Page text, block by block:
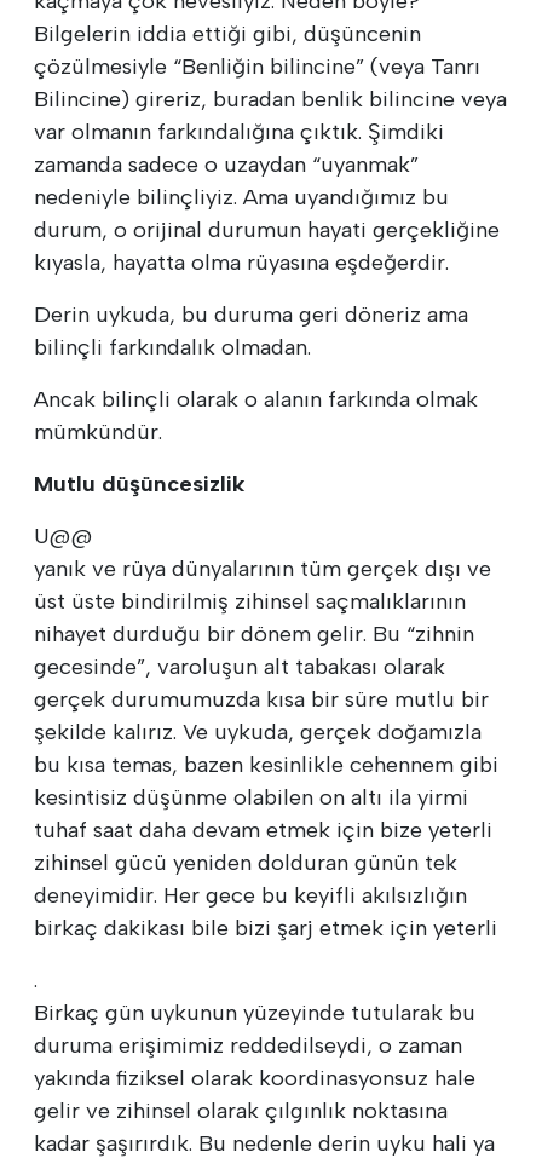
Bilgelerin iddia ettiği gibi, düşüncenin
çözülmesiyle “Benliğin bilincine” (veya Tanrı
Bilincine) gireriz, buradan benlik bilincine veya
var olmanın farkındalığına çıktık. Şimdiki
zamanda sadece o uzaydan “uyanmak”
nedeniyle bilinçliyiz. Ama uyandığımız bu
durum, o orijinal durumun hayati gerçekliğine
kıyasla, hayatta olma rüyasına eşdeğerdir.
Derin uykuda, bu duruma geri döneriz ama
bilinçli farkındalık olmadan.
Ancak bilinçli olarak o alanın farkında olmak
mümkündür.
Mutlu düşüncesizlik
U@@
yanık ve rüya dünyalarının tüm gerçek dışı ve
üst üste bindirilmiş zihinsel saçmalıklarının
nihayet durduğu bir dönem gelir. Bu “zihnin
gecesinde”, varoluşun alt tabakası olarak
gerçek durumumuzda kısa bir süre mutlu bir
şekilde kalırız. Ve uykuda, gerçek doğamızla
bu kısa temas, bazen kesinlikle cehennem gibi
kesintisiz düşünme olabilen on altı ila yirmi
tuhaf saat daha devam etmek için bize yeterli
zihinsel gücü yeniden dolduran günün tek
deneyimidir. Her gece bu keyifli akılsızlığın
birkaç dakikası bile bizi şarj etmek için yeterli
.
Birkaç gün uykunun yüzeyinde tutularak bu
duruma erişimimiz reddedilseydi, o zaman
yakında fiziksel olarak koordinasyonsuz hale
gelir ve zihinsel olarak çılgınlık noktasına
kadar şaşırırdık. Bu nedenle derin uyku hali ya